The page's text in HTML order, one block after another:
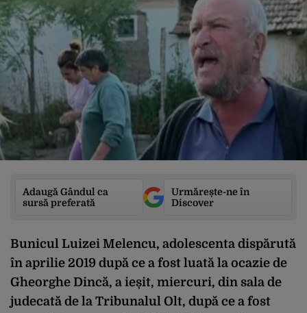
Adaugă Gândul ca
sursă preferată
Urmărește-ne în
Discover
Bunicul Luizei Melencu, adolescenta dispărută
în aprilie 2019 după ce a fost luată la ocazie de
Gheorghe Dincă, a ieșit, miercuri, din sala de
judecată de la Tribunalul Olt, după ce a fost